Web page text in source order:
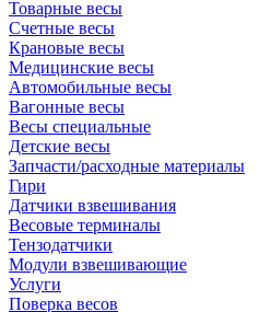
Товарные весы
Счетные весы
Крановые весы
Медицинские весы
Автомобильные весы
Вагонные весы
Весы специальные
Детские весы
Запчасти/расходные материалы
Гири
Датчики взвешивания
Весовые терминалы
Тензодатчики
Модули взвешивающие
Услуги
Поверка весов